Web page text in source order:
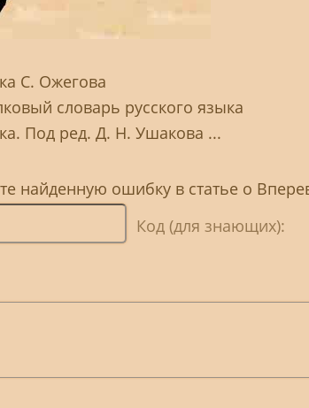
С. Ожегова
словарь русского языка
Под ред. Д. Н. Ушакова ...
найденную ошибку в статье о
Код (для знающих):